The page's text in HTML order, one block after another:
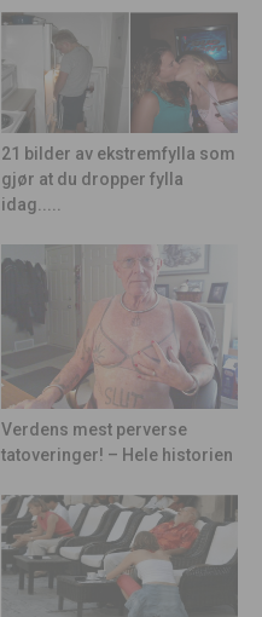
21 bilder av ekstremfylla som
gjør at du dropper fylla
idag.....
Verdens mest perverse
tatoveringer! – Hele historien